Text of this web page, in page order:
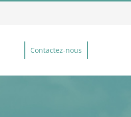
Contactez-nous